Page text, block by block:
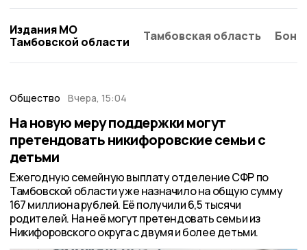
Издания МО
Тамбовской области
Тамбовская область
Общество Вчера, 15:04
На новую меру поддержки могут
претендовать никифоровские семьи с
детьми
Ежегодную семейную выплату отделение СФР по
Тамбовской области уже назначило на общую сумму
167 миллиона рублей. Её получили 6,5 тысячи
родителей. На неё могут претендовать семьи из
Никифоровского округа с двумя и более детьми.